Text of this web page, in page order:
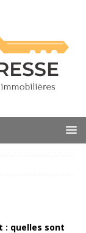
: quelles sont